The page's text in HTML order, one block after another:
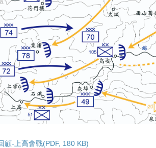
顧-上高會戰(PDF, 180 KB)